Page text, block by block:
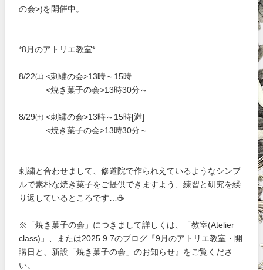
の会>)を開催中。
*8月のアトリエ教室*
8/22㈯ <刺繍の会>13時～15時
<焼き菓子の会>13時30分～
8/29㈯ <刺繍の会>13時～15時[満]
<焼き菓子の会>13時30分～
刺繍と合わせまして、修道院で作られえているようなシンプ
ルで素朴な焼き菓子をご提供できますよう、練習と研究を繰
り返しているところです…☕
※「焼き菓子の会」につきまして詳しくは、「教室(Atelier
class)」、または2025.9.7のブログ『9月のアトリエ教室・開
講日と、新設「焼き菓子の会」のお知らせ』をご覧くださ
い。